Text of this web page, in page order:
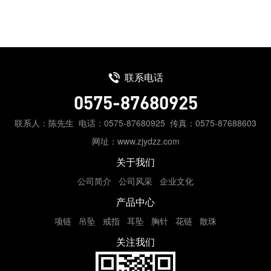
联系电话
0575-87680925
联系人：陈先生 电话：0575-87680925 传真：0575-87688603
网址：www.zjydzz.com
关于我们
公司简介 公司风采 企业文化
产品中心
项链 吊坠 戒指 耳坠 胸针 花链 散珠
关注我们